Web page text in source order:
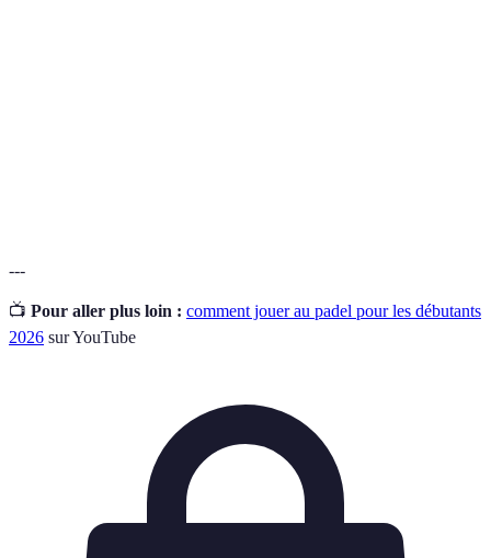
---
📺 Pour aller plus loin : comment jouer au padel pour les débutants
2026 sur YouTube